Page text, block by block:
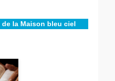
la Maison bleu ciel